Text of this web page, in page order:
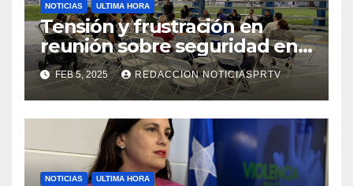
NOTICIAS ULTIMA HORA
Tensión y frustración en
reunión sobre seguridad en
Reparto Metropolitano
FEB 5, 2025 REDACCION NOTICIASPRTV
NOTICIAS ULTIMA HORA